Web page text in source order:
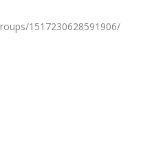
1517230628591906/